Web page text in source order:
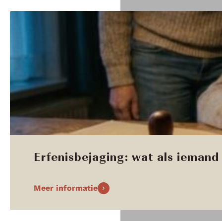
Erfenisbejaging: wat als
Meer informatie